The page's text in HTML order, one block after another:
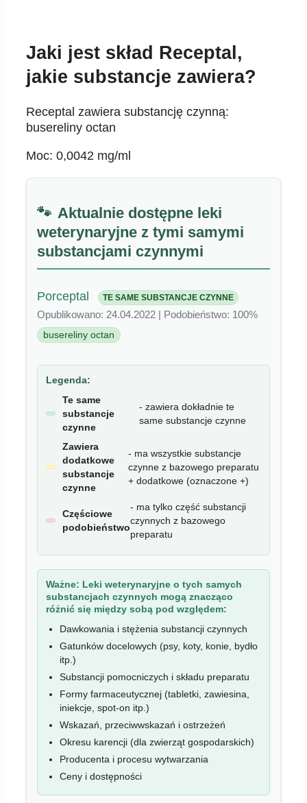
Jaki jest skład Receptal,
jakie substancje zawiera?
Receptal zawiera substancję czynną:
busereliny octan
Moc: 0,0042 mg/ml
Aktualnie dostępne leki
weterynaryjne z tymi samymi
substancjami czynnymi
Porceptal TE SAME SUBSTANCJE CZYNNE
Opublikowano: 24.04.2022 | Podobieństwo: 100%
busereliny octan
Legenda:
Te same
substancje
czynne
- zawiera dokładnie te
same substancje czynne
Zawiera
dodatkowe
substancje
czynne
- ma wszystkie substancje
czynne z bazowego preparatu
+ dodatkowe (oznaczone +)
Częściowe
podobieństwo
- ma tylko część substancji
czynnych z bazowego
preparatu
Ważne: Leki weterynaryjne o tych samych
substancjach czynnych mogą znacząco
różnić się między sobą pod względem:
Dawkowania i stężenia substancji czynnych
Gatunków docelowych (psy, koty, konie, bydło
itp.)
Substancji pomocniczych i składu preparatu
Formy farmaceutycznej (tabletki, zawiesina,
iniekcje, spot-on itp.)
Wskazań, przeciwwskazań i ostrzeżeń
Okresu karencji (dla zwierząt gospodarskich)
Producenta i procesu wytwarzania
Ceny i dostępności